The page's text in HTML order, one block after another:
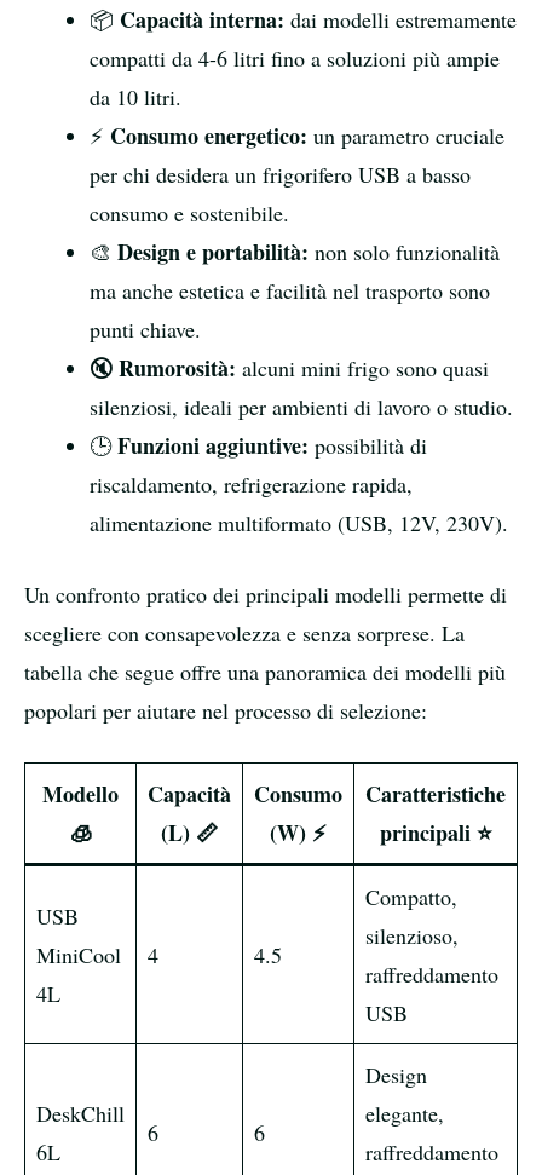
📦 Capacità interna: dai modelli estremamente
compatti da 4-6 litri fino a soluzioni più ampie
da 10 litri.
⚡ Consumo energetico: un parametro cruciale
per chi desidera un frigorifero USB a basso
consumo e sostenibile.
🎨 Design e portabilità: non solo funzionalità
ma anche estetica e facilità nel trasporto sono
punti chiave.
🔇 Rumorosità: alcuni mini frigo sono quasi
silenziosi, ideali per ambienti di lavoro o studio.
🕒Funzioni aggiuntive: possibilità di
riscaldamento, refrigerazione rapida,
alimentazione multiformato (USB, 12V, 230V).
Un confronto pratico dei principali modelli permette di
scegliere con consapevolezza e senza sorprese. La
tabella che segue offre una panoramica dei modelli più
popolari per aiutare nel processo di selezione:
Modello
🧊
Capacità
(L) 📏
Consumo
(W) ⚡
Caratteristiche
principali ⭐
USB
MiniCool
4L
4 4.5
Compatto,
silenzioso,
raffreddamento
USB
DeskChill
6L
6 6
Design
elegante,
raffreddamento